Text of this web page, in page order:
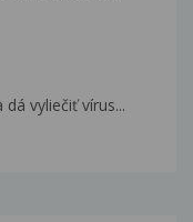
vyliečiť vírus...